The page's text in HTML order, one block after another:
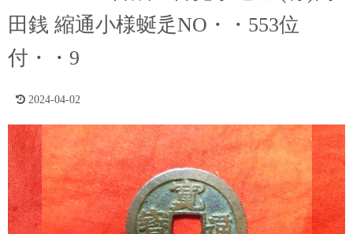
ッ田銭 縮通小様蜒辵NO・・553位
付・・9
2024-04-02